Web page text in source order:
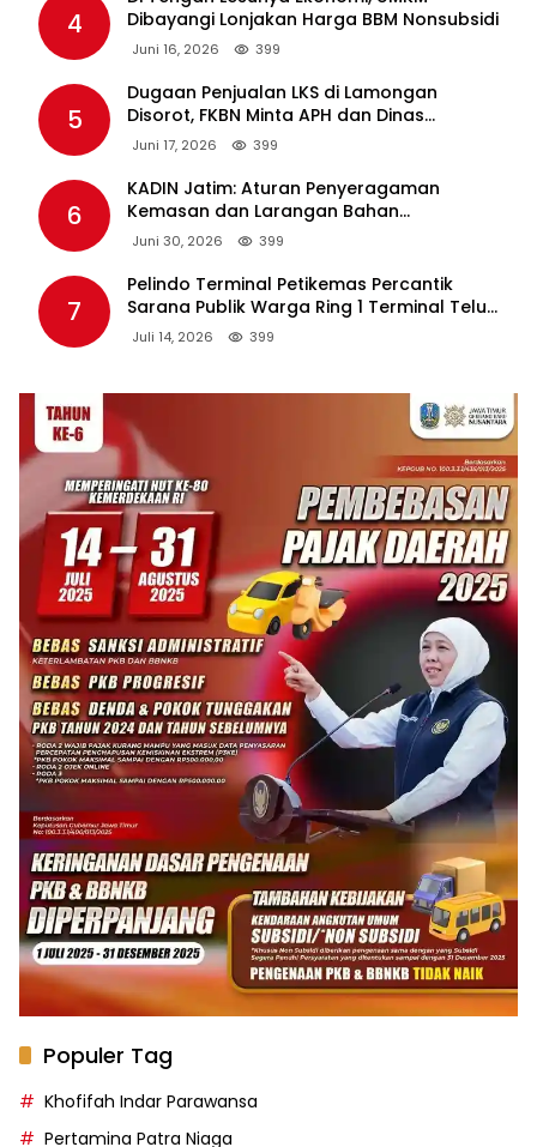
4
Dibayangi Lonjakan Harga BBM Nonsubsidi
Juni 16, 2026 399
5
Dugaan Penjualan LKS di Lamongan
Disorot, FKBN Minta APH dan Dinas
Pendidikan Bertindak Tegas.
Juni 17, 2026 399
6
KADIN Jatim: Aturan Penyeragaman
Kemasan dan Larangan Bahan
Tambahan Berpotensi Ganggu Industri
Juni 30, 2026 399
7
Pelindo Terminal Petikemas Percantik
Sarana Publik Warga Ring 1 Terminal Teluk
Lamong Lewat Program TJSL
Juli 14, 2026 399
Populer Tag
Khofifah Indar Parawansa
Pertamina Patra Niaga